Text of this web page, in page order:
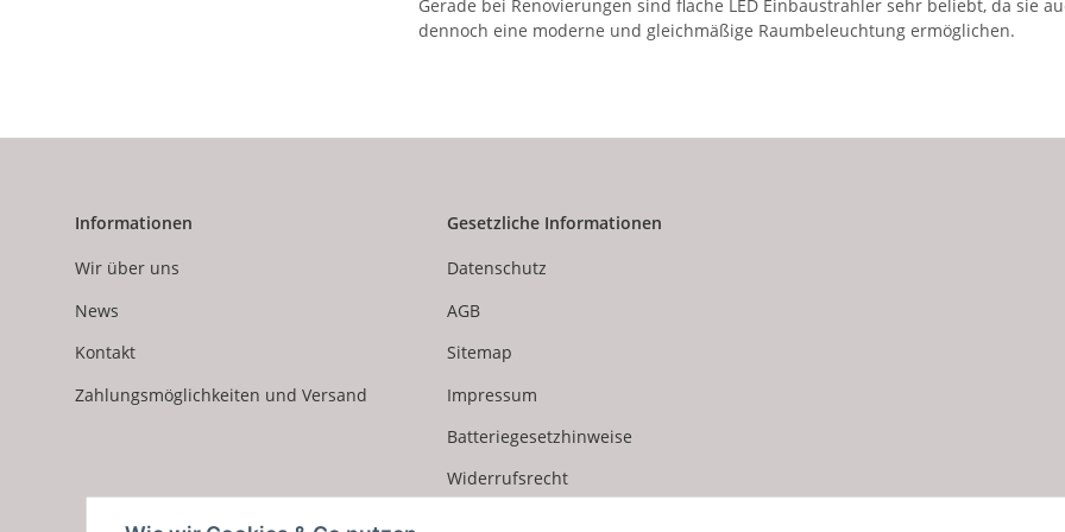
Gerade bei Renovierungen sind flache LED Einbaustrahler sehr beliebt, da sie
dennoch eine moderne und gleichmäßige Raumbeleuchtung ermöglichen.
Informationen
Wir über uns
News
Kontakt
Zahlungsmöglichkeiten und Versand
Gesetzliche Informationen
Datenschutz
AGB
Sitemap
Impressum
Batteriegesetzhinweise
Widerrufsrecht